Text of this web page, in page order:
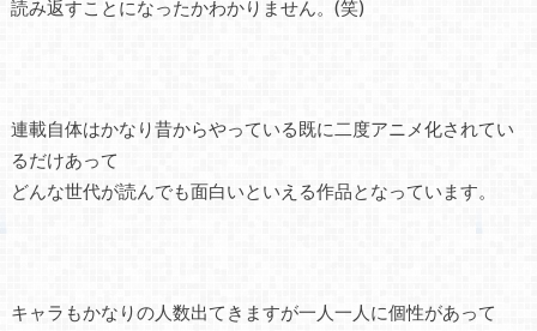
読み返すことになったかわかりません。(笑)
連載自体はかなり昔からやっている既に二度アニメ化されてい
るだけあって
どんな世代が読んでも面白いといえる作品となっています。
キャラもかなりの人数出てきますが一人一人に個性があって